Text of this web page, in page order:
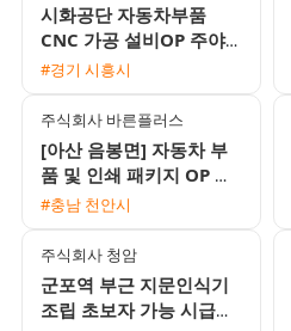
시화공단 자동차부품
CNC 가공 설비OP 주야2
교대 모집 (매년 시급 인
#경기 시흥시
주식회사 바른플러스
[아산 음봉면] 자동차 부
품 및 인쇄 패키지 OP 검
사 포장 사원 모집
#충남 천안시
주식회사 청암
군포역 부근 지문인식기
조립 초보자 가능 시급